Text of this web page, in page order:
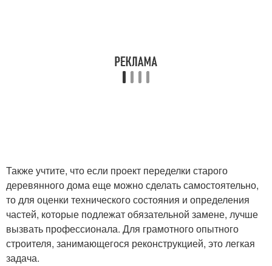
Также учтите, что если проект переделки старого
деревянного дома еще можно сделать самостоятельно,
то для оценки технического состояния и определения
частей, которые подлежат обязательной замене, лучше
вызвать профессионала. Для грамотного опытного
строителя, занимающегося реконструкцией, это легкая
задача.